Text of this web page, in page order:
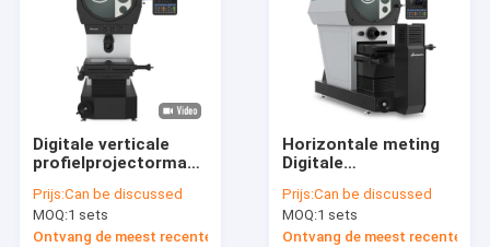
Digitale verticale
profielprojectormachine
CE goedgekeurd
Prijs:Can be discussed
MOQ:1 sets
Ontvang de meest recente Prijs
Horizontale meting
Digitale
Ø400mm Ingebouwd
in miniprinter
Prijs:Can be discussed
MOQ:1 sets
Ontvang de meest recente